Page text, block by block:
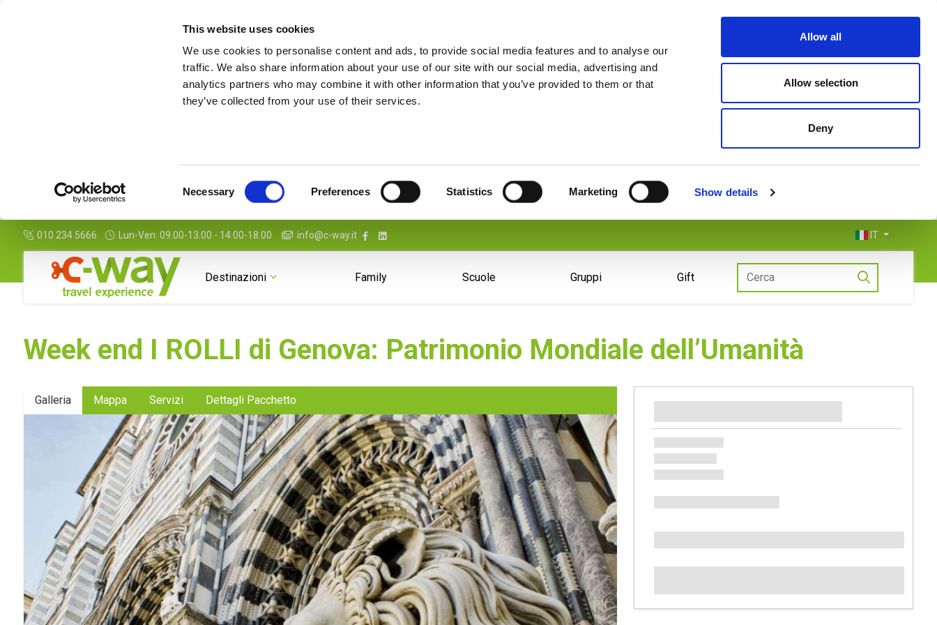
This website uses cookies
We use cookies to personalise content and ads, to provide social media features and to analyse our
traffic. We also share information about your use of our site with our social media, advertising and
analytics partners who may combine it with other information that you’ve provided to them or that
they’ve collected from your use of their services.
Necessary Preferences Statistics Marketing Show details
Allow all
Allow selection
Deny
010 234 5666 Lun-Ven: 09.00-13.00 - 14.00-18.00 info@c-way.it IT
Destinazioni Family Scuole Gruppi Gift
Week end I ROLLI di Genova: Patrimonio Mondiale dell’Umanità
Galleria Mappa Servizi Dettagli Pacchetto